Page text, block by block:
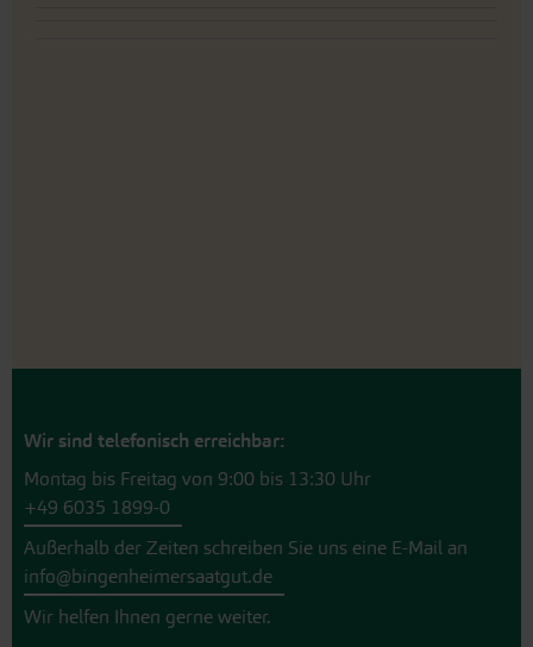
Wir sind telefonisch erreichbar:
Montag bis Freitag von 9:00 bis 13:30 Uhr
+49 6035 1899-0
Außerhalb der Zeiten schreiben Sie uns eine E-Mail an
info@bingenheimersaatgut.de
Wir helfen Ihnen gerne weiter.